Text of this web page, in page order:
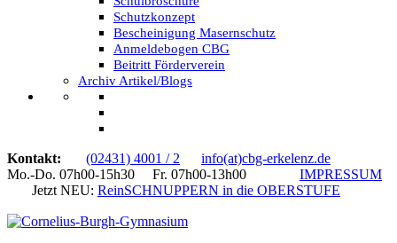
Schutzkonzept
Bescheinigung Masernschutz
Anmeldebogen CBG
Beitritt Förderverein
Archiv Artikel/Blogs
Kontakt: (02431) 4001 / 2
info(at)cbg-erkelenz.de
Mo.-Do. 07h00-15h30 Fr. 07h00-13h00 IMPRESSUM
Jetzt NEU: ReinSCHNUPPERN in die OBERSTUFE